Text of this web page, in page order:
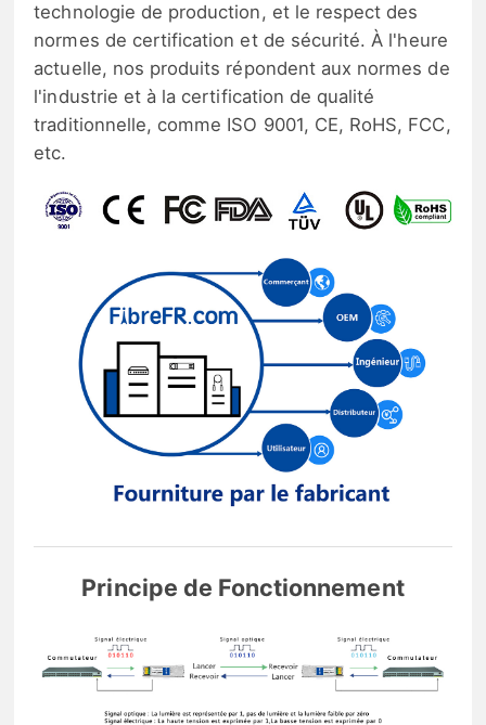
technologie de production, et le respect des
normes de certification et de sécurité. À l'heure
actuelle, nos produits répondent aux normes de
l'industrie et à la certification de qualité
traditionnelle, comme ISO 9001, CE, RoHS, FCC,
etc.
Principe de Fonctionnement